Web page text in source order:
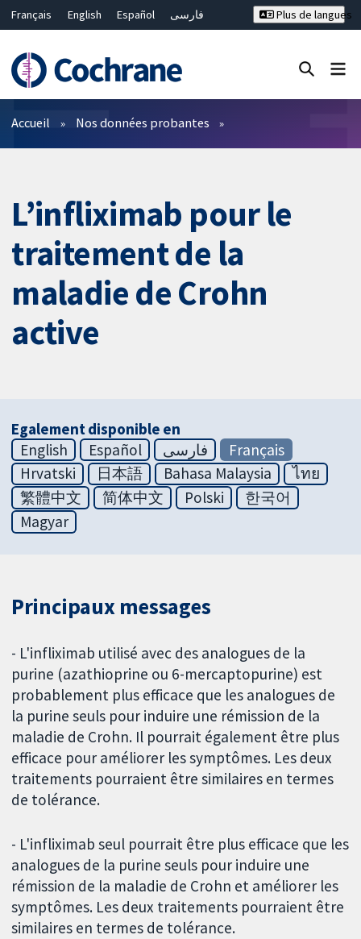
Français English Español
فارسی
Bahasa Malaysia
ไทย
繁體中文
简体中文
Plus de langues
Filtres
Accueil Nos données probantes
L’infliximab pour le
traitement de la
maladie de Crohn
active
Egalement disponible en
English
Español فارسی
Français
Hrvatski
日本語 Bahasa Malaysia
ไทย
繁體中文
简体中文 Polski
한국어
Magyar
Principaux messages
- L'infliximab utilisé avec des analogues de la
purine (azathioprine ou 6-mercaptopurine) est
probablement plus efficace que les analogues de
la purine seuls pour induire une rémission de la
maladie de Crohn. Il pourrait également être plus
efficace pour améliorer les symptômes. Les deux
traitements pourraient être similaires en termes
de tolérance.
- L'infliximab seul pourrait être plus efficace que les
analogues de la purine seuls pour induire une
rémission de la maladie de Crohn et améliorer les
symptômes. Les deux traitements pourraient être
similaires en termes de tolérance.